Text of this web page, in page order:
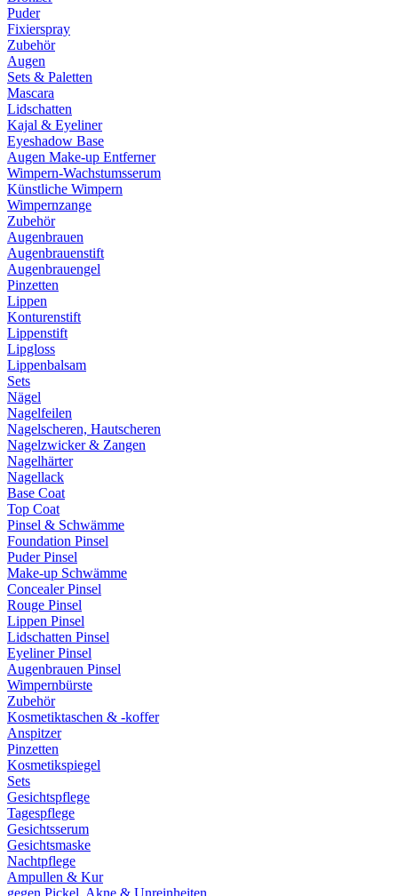
Puder
Fixierspray
Zubehör
Augen
Sets & Paletten
Mascara
Lidschatten
Kajal & Eyeliner
Eyeshadow Base
Augen Make-up Entferner
Wimpern-Wachstumsserum
Künstliche Wimpern
Wimpernzange
Zubehör
Augenbrauen
Augenbrauenstift
Augenbrauengel
Pinzetten
Lippen
Konturenstift
Lippenstift
Lipgloss
Lippenbalsam
Sets
Nägel
Nagelfeilen
Nagelscheren, Hautscheren
Nagelzwicker & Zangen
Nagelhärter
Nagellack
Base Coat
Top Coat
Pinsel & Schwämme
Foundation Pinsel
Puder Pinsel
Make-up Schwämme
Concealer Pinsel
Rouge Pinsel
Lippen Pinsel
Lidschatten Pinsel
Eyeliner Pinsel
Augenbrauen Pinsel
Wimpernbürste
Zubehör
Kosmetiktaschen & -koffer
Anspitzer
Pinzetten
Kosmetikspiegel
Sets
Gesichtspflege
Tagespflege
Gesichtsserum
Gesichtsmaske
Nachtpflege
Ampullen & Kur
gegen Pickel, Akne & Unreinheiten